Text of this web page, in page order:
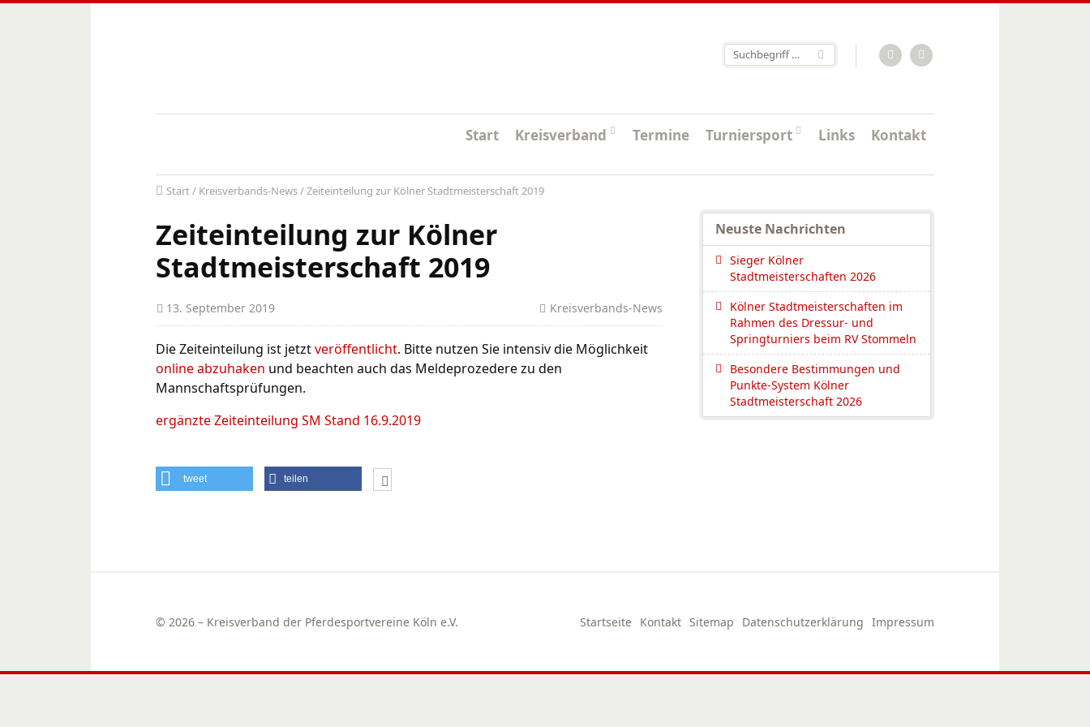
Start Kreisverband Termine Turniersport Links Kontakt
Start/ Kreisverbands-News/Zeiteinteilung zur Kölner Stadtmeisterschaft 2019
Zeiteinteilung zur Kölner
Stadtmeisterschaft 2019
13. September 2019 Kreisverbands-News
Die Zeiteinteilung ist jetztveröffentlicht. Bitte nutzen Sie intensiv die Möglichkeit
online abzuhaken und beachten auch das Meldeprozedere zu den
Mannschaftsprüfungen.
ergänzte Zeiteinteilung SM Stand 16.9.2019
tweet teilen
Neuste Nachrichten
Sieger Kölner
Stadtmeisterschaften 2026
Kölner Stadtmeisterschaften im
Rahmen des Dressur- und
Springturniers beim RV Stommeln
Besondere Bestimmungen und
Punkte-System Kölner
Stadtmeisterschaft 2026
Startseite Kontakt Sitemap Datenschutzerklärung Impressum
© 2026 – Kreisverband der Pferdesportvereine Köln e.V.